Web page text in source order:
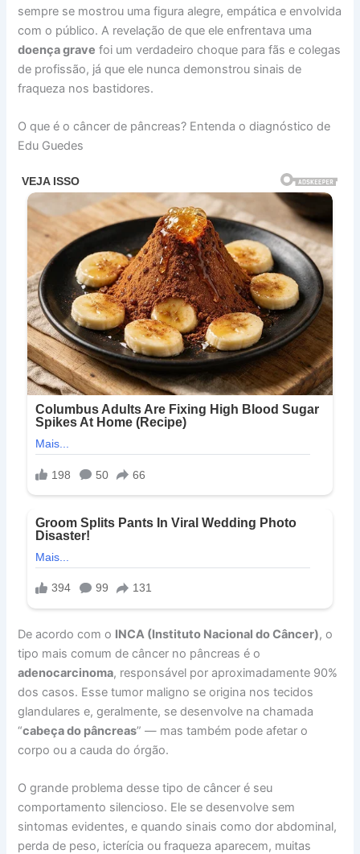
sempre se mostrou uma figura alegre, empática e envolvida
com o público. A revelação de que ele enfrentava uma
doença grave foi um verdadeiro choque para fãs e colegas
de profissão, já que ele nunca demonstrou sinais de
fraqueza nos bastidores.
O que é o câncer de pâncreas? Entenda o diagnóstico de
Edu Guedes
De acordo com o INCA (Instituto Nacional do Câncer), o
tipo mais comum de câncer no pâncreas é o
adenocarcinoma, responsável por aproximadamente 90%
dos casos. Esse tumor maligno se origina nos tecidos
glandulares e, geralmente, se desenvolve na chamada
“cabeça do pâncreas” — mas também pode afetar o
corpo ou a cauda do órgão.
O grande problema desse tipo de câncer é seu
comportamento silencioso. Ele se desenvolve sem
sintomas evidentes, e quando sinais como dor abdominal,
perda de peso, icterícia ou fraqueza aparecem, muitas